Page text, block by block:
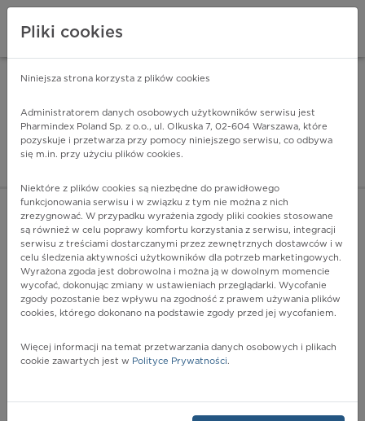
Pharmindex - lider
ZALOGUJ SIĘ
POKAŻ FILTRY
Pharmindex
Pliki cookies
Niniejsza strona korzysta z plików cookies
Administratorem danych osobowych użytkowników serwisu jest
Pharmindex Poland Sp. z o.o., ul. Olkuska 7, 02-604 Warszawa, które
pozyskuje i przetwarza przy pomocy niniejszego serwisu, co odbywa
się m.in. przy użyciu plików cookies.
Niektóre z plików cookies są niezbędne do prawidłowego
funkcjonowania serwisu i w związku z tym nie można z nich
zrezygnować. W przypadku wyrażenia zgody pliki cookies stosowane
są również w celu poprawy komfortu korzystania z serwisu, integracji
serwisu z treściami dostarczanymi przez zewnętrznych dostawców i w
celu śledzenia aktywności użytkowników dla potrzeb marketingowych.
Wyrażona zgoda jest dobrowolna i można ją w dowolnym momencie
wycofać, dokonując zmiany w ustawieniach przeglądarki. Wycofanie
zgody pozostanie bez wpływu na zgodność z prawem używania plików
cookies, którego dokonano na podstawie zgody przed jej wycofaniem.
Więcej informacji na temat przetwarzania danych osobowych i plikach
cookie zawartych jest w Polityce Prywatności.
ZA DARMO - w Google Play INSTALUJ